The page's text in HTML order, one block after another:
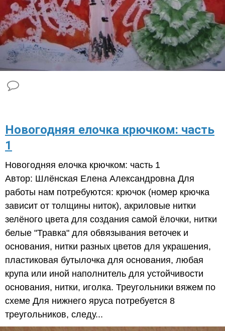
Новогодняя елочка крючком: часть
1
Новогодняя елочка крючком: часть 1
Автор: Шлёнская Елена Александровна Для
работы нам потребуются: крючок (номер крючка
зависит от толщины ниток), акриловые нитки
зелёного цвета для создания самой ёлочки, нитки
белые "Травка" для обвязывания веточек и
основания, нитки разных цветов для украшения,
пластиковая бутылочка для основания, любая
крупа или иной наполнитель для устойчивости
основания, нитки, иголка. Треугольники вяжем по
схеме Для нижнего яруса потребуется 8
треугольников, следу...